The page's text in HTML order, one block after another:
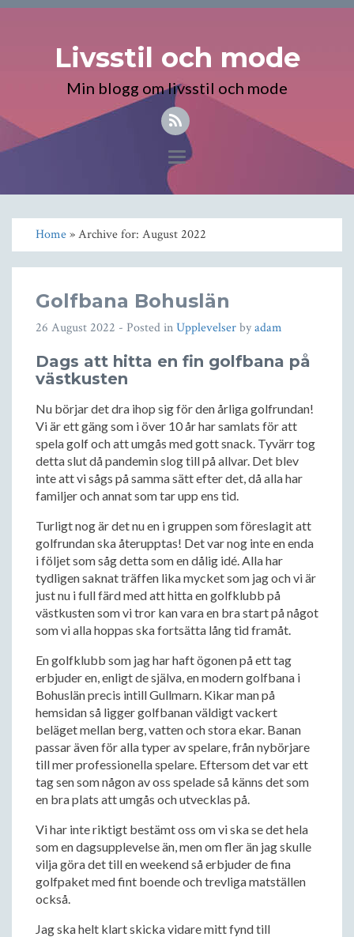
Livsstil och mode
Min blogg om livsstil och mode
Toggle
Home» Archive for: August 2022
Golfbana Bohuslän
26 August 2022 - Posted inUpplevelserbyadam
Dags att hitta en fin golfbana på
västkusten
Nu börjar det dra ihop sig för den årliga golfrundan!
Vi är ett gäng som i över 10 år har samlats för att
spela golf och att umgås med gott snack. Tyvärr tog
detta slut då pandemin slog till på allvar. Det blev
inte att vi sågs på samma sätt efter det, då alla har
familjer och annat som tar upp ens tid.
Turligt nog är det nu en i gruppen som föreslagit att
golfrundan ska återupptas! Det var nog inte en enda
i följet som såg detta som en dålig idé. Alla har
tydligen saknat träffen lika mycket som jag och vi är
just nu i full färd med att hitta en golfklubb på
västkusten som vi tror kan vara en bra start på något
som vi alla hoppas ska fortsätta lång tid framåt.
En golfklubb som jag har haft ögonen på ett tag
erbjuder en, enligt de själva, en modern golfbana i
Bohuslän precis intill Gullmarn. Kikar man på
hemsidan så ligger golfbanan väldigt vackert
beläget mellan berg, vatten och stora ekar. Banan
passar även för alla typer av spelare, från nybörjare
till mer professionella spelare. Eftersom det var ett
tag sen som någon av oss spelade så känns det som
en bra plats att umgås och utvecklas på.
Vi har inte riktigt bestämt oss om vi ska se det hela
som en dagsupplevelse än, men om fler än jag skulle
vilja göra det till en weekend så erbjuder de fina
golfpaket med fint boende och trevliga matställen
också.
Jag ska helt klart skicka vidare mitt fynd till